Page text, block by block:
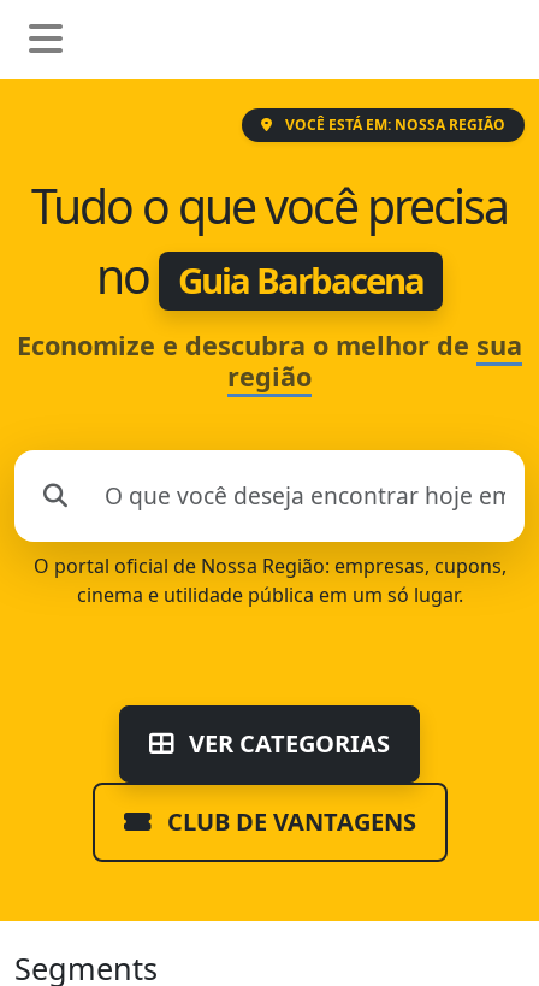
VOCÊ ESTÁ EM: NOSSA REGIÃO
Tudo o que você precisa
no
Guia Barbacena
Economize e descubra o melhor de sua
região
O portal oficial de Nossa Região: empresas, cupons,
cinema e utilidade pública em um só lugar.
VER CATEGORIAS
CLUB DE VANTAGENS
Segments